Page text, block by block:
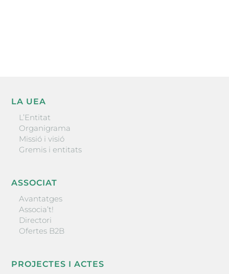
LA UEA
L’Entitat
Organigrama
Missió i visió
Gremis i entitats
ASSOCIAT
Avantatges
Associa’t!
Directori
Ofertes B2B
PROJECTES I ACTES